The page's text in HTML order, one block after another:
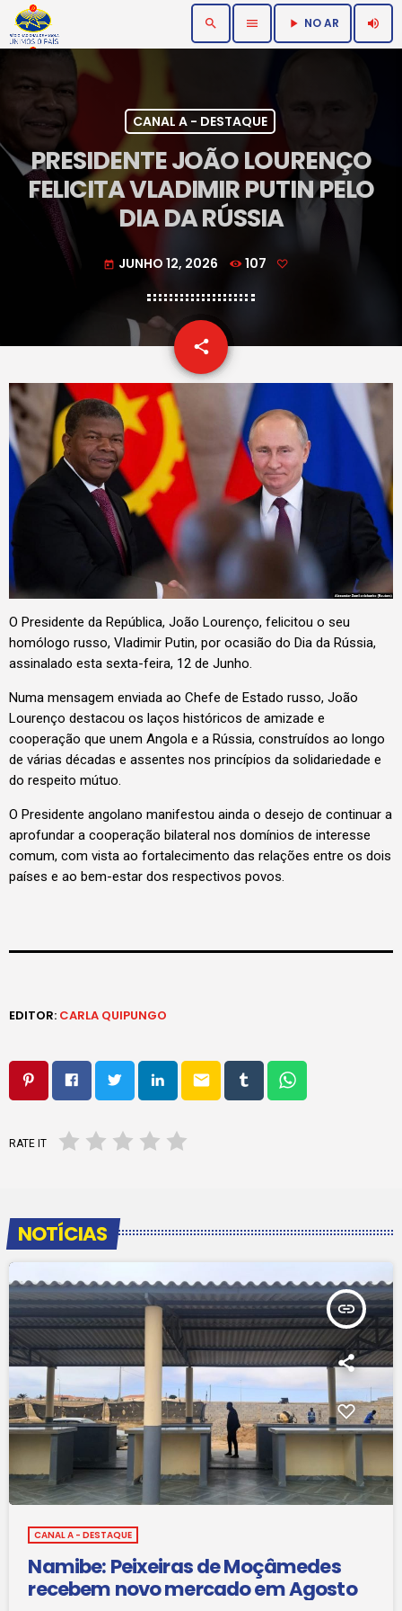
search menu play_arrow NO AR volume_up
CANAL A - DESTAQUE
PRESIDENTE JOÃO LOURENÇO
FELICITA VLADIMIR PUTIN PELO
DIA DA RÚSSIA
today JUNHO 12, 2026 107
share
email
O Presidente da República, João Lourenço, felicitou o seu
homólogo russo, Vladimir Putin, por ocasião do Dia da Rússia,
assinalado esta sexta-feira, 12 de Junho.
Numa mensagem enviada ao Chefe de Estado russo, João
Lourenço destacou os laços históricos de amizade e
cooperação que unem Angola e a Rússia, construídos ao longo
de várias décadas e assentes nos princípios da solidariedade e
do respeito mútuo.
O Presidente angolano manifestou ainda o desejo de continuar a
aprofundar a cooperação bilateral nos domínios de interesse
comum, com vista ao fortalecimento das relações entre os dois
países e ao bem-estar dos respectivos povos.
EDITOR: CARLA QUIPUNGO
email
RATE IT
NOTÍCIAS
insert_link
CANAL A - DESTAQUE
Namibe: Peixeiras de Moçâmedes
recebem novo mercado em Agosto